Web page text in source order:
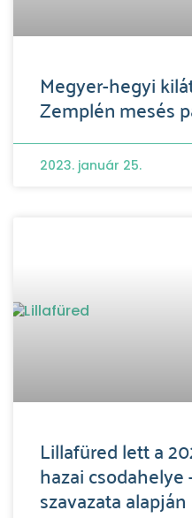
Megyer-hegyi
Zemplén mesés
2023. január 25.
Lillafüred lett a
hazai csodahelye
szavazata alapján